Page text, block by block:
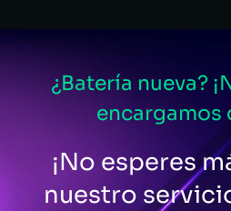
¿Batería nueva?
encargamos
¡No esperes
nuestro